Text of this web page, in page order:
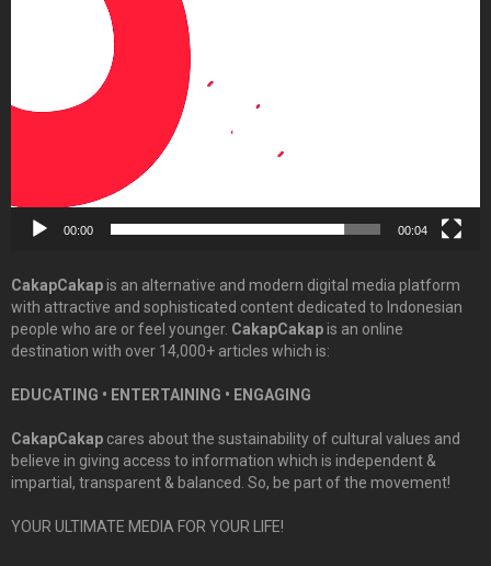
00:00 00:04
CakapCakapis an alternative and modern digital media platform
with attractive and sophisticated content dedicated to Indonesian
people who are or feel younger. CakapCakapis an online
destination with over 14,000+ articles which is:
EDUCATING • ENTERTAINING • ENGAGING
CakapCakap cares about the sustainability of cultural values and
believe in giving access to information which is independent &
impartial, transparent & balanced. So, be part of the movement!
YOUR ULTIMATE MEDIA FOR YOUR LIFE!